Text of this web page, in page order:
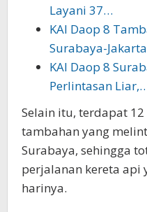
Layani 37…
KAI Daop 8
Surabaya-Jakarta
KAI Daop 8
Perlintasan
Selain itu, terdapat
tambahan yang
Surabaya, sehingga
perjalanan kereta api
harinya.